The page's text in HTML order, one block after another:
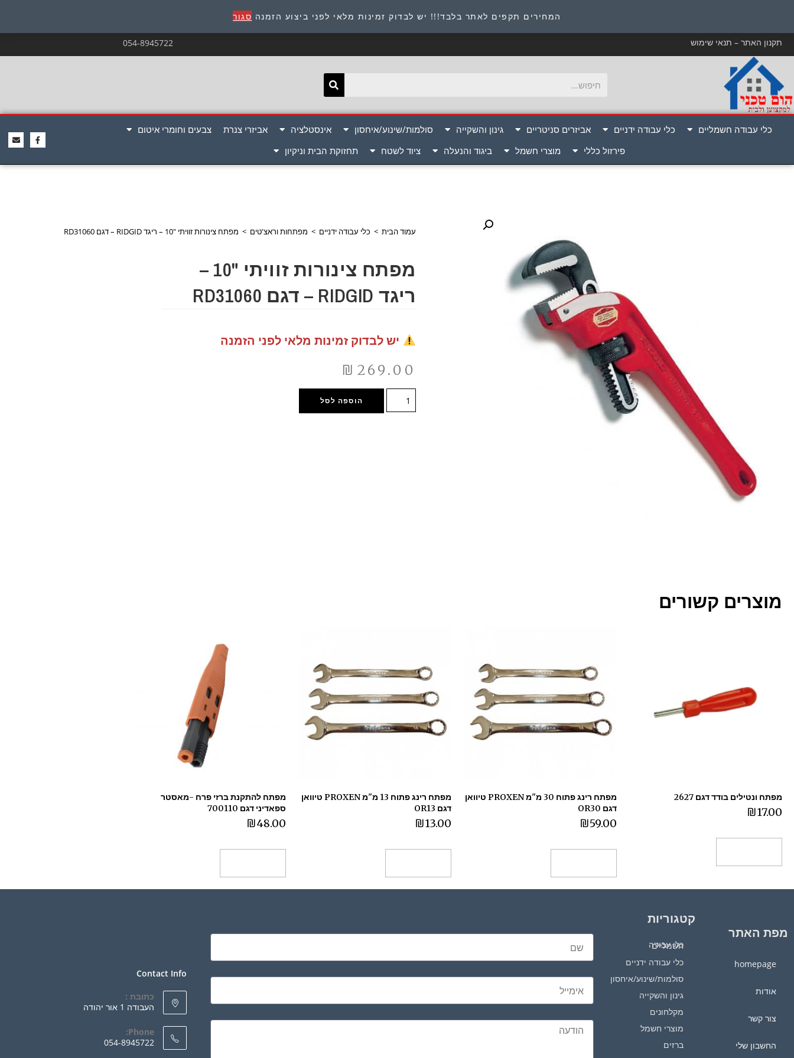
המחירים תקפים לאתר בלבד!!! יש לבדוק זמינות מלאי לפני ביצוע הזמנה סגור כתובת : היוזמים 9 אור יהודה שירות לקוחות 054-8945722
תקנון האתר – תנאי שימוש 054-8945722
כלי עבודה חשמליים כלי עבודה ידניים אביזרים סניטריים גינון והשקייה סולמות/שינוע/איחסון אינסטלציה אביזרי צנרת
צבעים וחומרי איטום
פירזול כללי
מוצרי חשמל ביגוד והנעלה ציוד לשטח תחזוקת הבית וניקיון
עמוד הבית > כלי עבודה ידניים > מפתחות וראצ'טים > מפתח צינורות זוויתי "10 – ריגד RIDGID – דגם RD31060
מפתח צינורות זוויתי "10 –
ריגד RIDGID – דגם RD31060
יש לבדוק זמינות מלאי לפני הזמנה
₪ 269.00
הוספה לסל
מוצרים קשורים
מפתח ונטילים בודד דגם 2627
₪17.00
מפתח רינג פתוח 30 מ"מ PROXEN טיוואן
דגם OR30
₪59.00
מפתח רינג פתוח 13 מ"מ PROXEN טיוואן
דגם OR13
₪13.00
מפתח להתקנת ברזי פרח -מאסטר
ספאדיני דגם 700110
₪48.00
מפת האתר
homepage
אודות
צור קשר
החשבון שלי
קטגוריות
כלי עבודה חשמליים
כלי עבודה ידניים
סולמות/שינוע/איחסון
גינון והשקייה
מקלחונים
מוצרי חשמל
ברזים
Contact Info
כתובת :
העבודה 1 אור יהודה
Phone:
054-8945722